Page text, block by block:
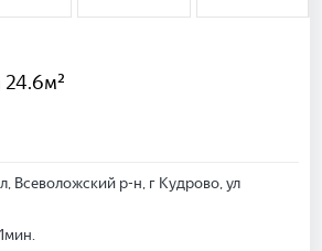
24.6м²
Всеволожский р-н, г Кудрово, ул